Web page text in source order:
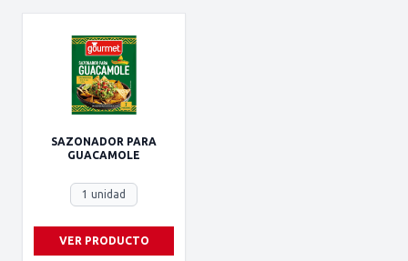
SAZONADOR PARA
GUACAMOLE
1 unidad
VER PRODUCTO